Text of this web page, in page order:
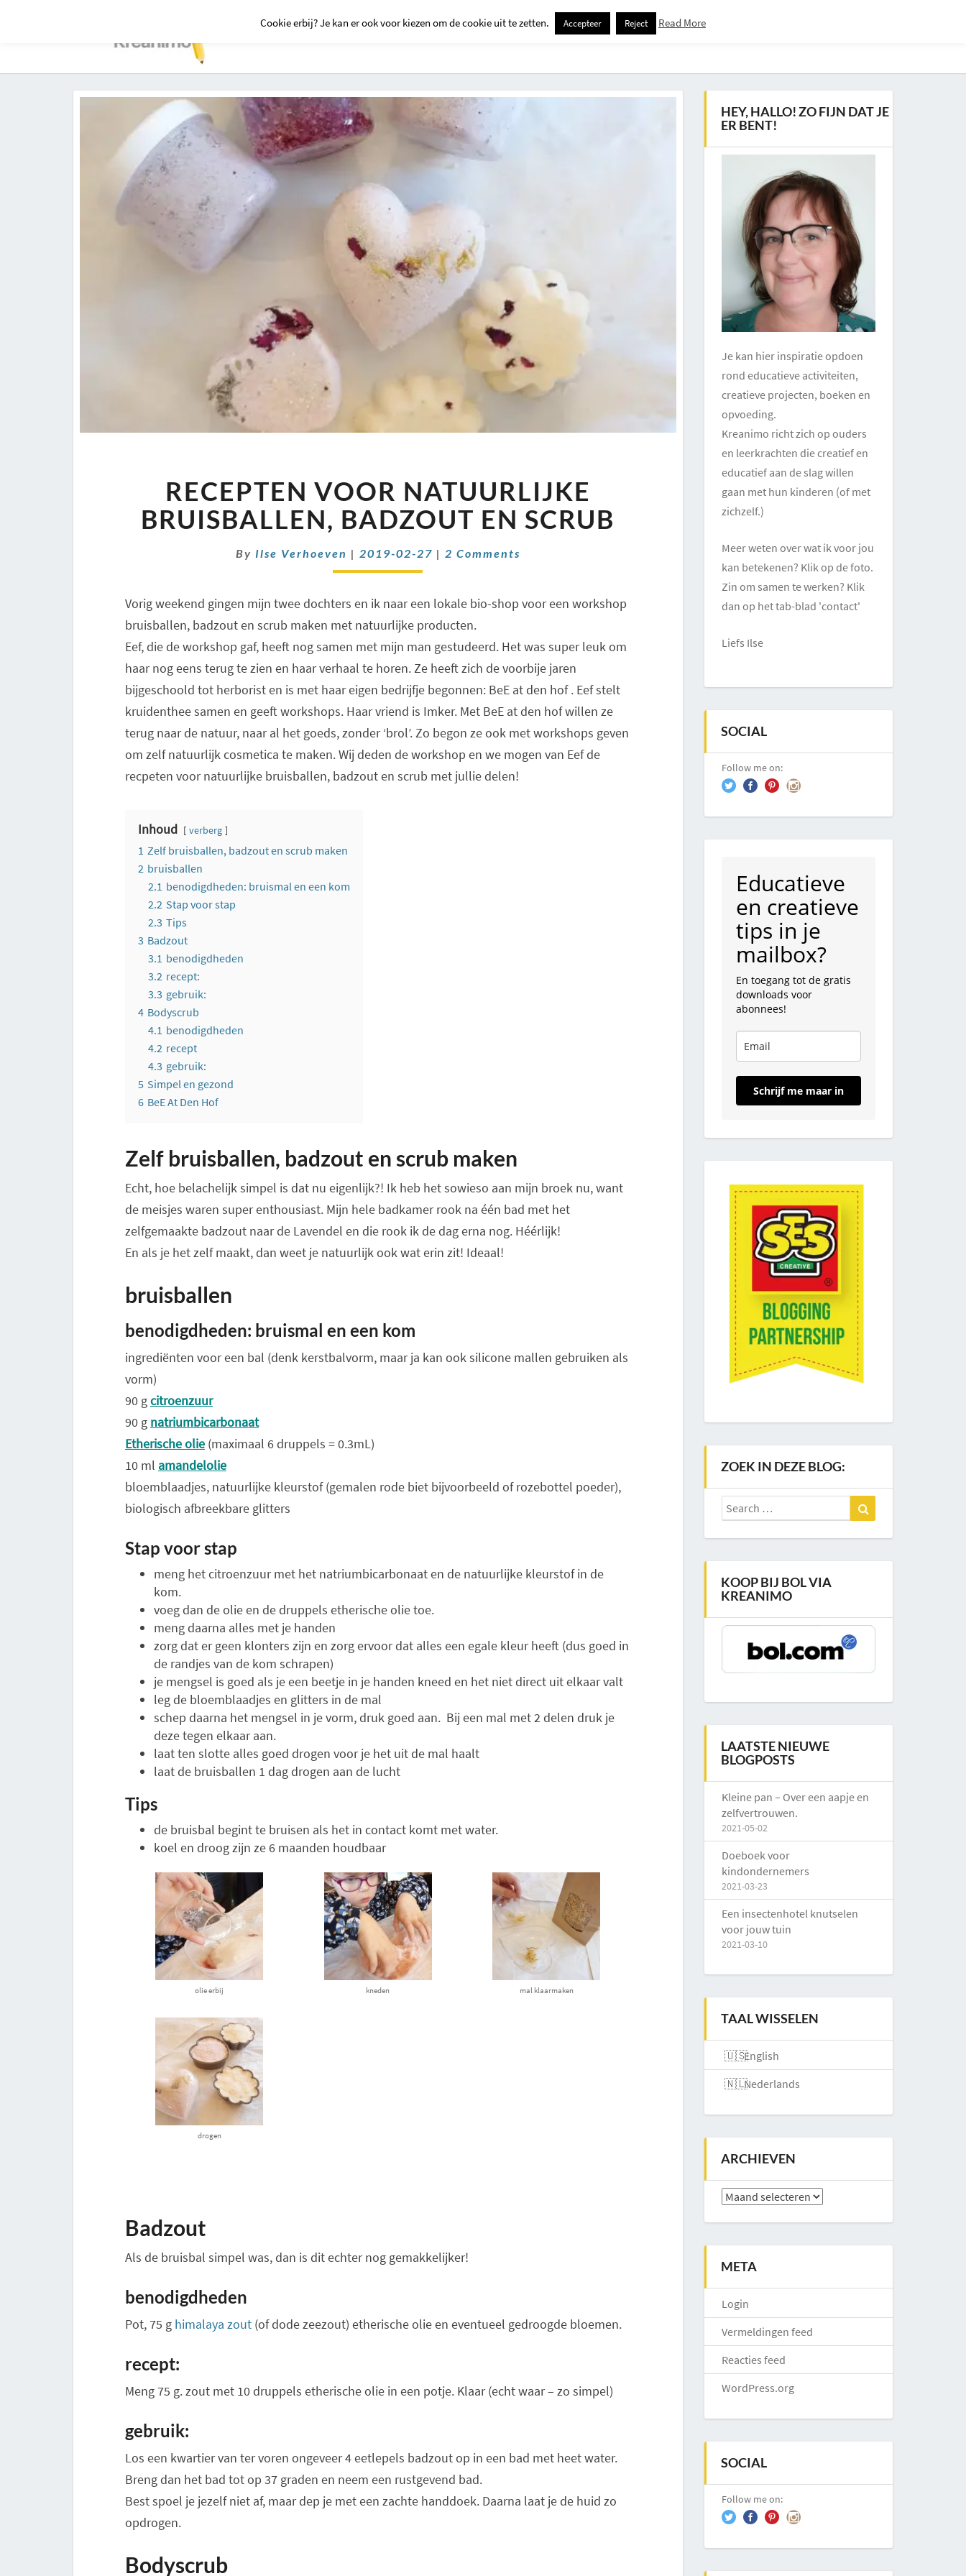
Contact Kids Creatief Erop Uit Huis En Tuin Downloadspagina – Voor Nieuwsbrief Abonnees
VOOR
NATUURLIJKE
BRUISBALLEN,
EN
RECEPTEN VOOR NATUURLIJKE
BRUISBALLEN, BADZOUT EN SCRUB
By Ilse Verhoeven | 2019-02-27 | Comments
2 Comments
Vorig weekend gingen mijn twee dochters en ik naar een lokale bio-shop voor een workshop
bruisballen, badzout en scrub maken met natuurlijke producten.
Eef, die de workshop gaf, heeft nog samen met mijn man gestudeerd. Het was super leuk om
haar nog eens terug te zien en haar verhaal te horen. Ze heeft zich de voorbije jaren
bijgeschoold tot herborist en is met haar eigen bedrijfje begonnen: BeE at den hof . Eef stelt
kruidenthee samen en geeft workshops. Haar vriend is Imker. Met BeE at den hof willen ze
terug naar de natuur, naar al het goeds, zonder ‘brol’. Zo begon ze ook met workshops geven
om zelf natuurlijk cosmetica te maken. Wij deden de workshop en we mogen van Eef de
recpeten voor natuurlijke bruisballen, badzout en scrub met jullie delen!
Inhoud verberg
1 Zelf bruisballen, badzout en scrub maken
2 bruisballen
2.1 benodigdheden: bruismal en een kom
2.2 Stap voor stap
2.3 Tips
3 Badzout
3.1 benodigdheden
3.2 recept:
3.3 gebruik:
4 Bodyscrub
4.1 benodigdheden
4.2 recept
4.3 gebruik:
5 Simpel en gezond
6 BeE At Den Hof
Zelf bruisballen, badzout en scrub maken
Echt, hoe belachelijk simpel is dat nu eigenlijk?! Ik heb het sowieso aan mijn broek nu, want
de meisjes waren super enthousiast. Mijn hele badkamer rook na één bad met het
zelfgemaakte badzout naar de Lavendel en die rook ik de dag erna nog. Héérlijk!
En als je het zelf maakt, dan weet je natuurlijk ook wat erin zit! Ideaal!
bruisballen
benodigdheden: bruismal en een kom
ingrediënten voor een bal (denk kerstbalvorm, maar ja kan ook silicone mallen gebruiken als
vorm)
90 gcitroenzuur
90 g natriumbicarbonaat
Etherische olie (maximaal 6 druppels = 0.3mL)
10 ml amandelolie
bloemblaadjes, natuurlijke kleurstof (gemalen rode biet bijvoorbeeld of rozebottel poeder),
biologisch afbreekbare glitters
Stap voor stap
meng het citroenzuur met het natriumbicarbonaat en de natuurlijke kleurstof in de
kom.
voeg dan de olie en de druppels etherische olie toe.
meng daarna alles met je handen
zorg dat er geen klonters zijn en zorg ervoor dat alles een egale kleur heeft (dus goed in
de randjes van de kom schrapen)
je mengsel is goed als je een beetje in je handen kneed en het niet direct uit elkaar valt
leg de bloemblaadjes en glitters in de mal
schep daarna het mengsel in je vorm, druk goed aan. Bij een mal met 2 delen druk je
deze tegen elkaar aan.
laat ten slotte alles goed drogen voor je het uit de mal haalt
laat de bruisballen 1 dag drogen aan de lucht
Tips
de bruisbal begint te bruisen als het in contact komt met water.
koel en droog zijn ze 6 maanden houdbaar
olie erbij kneden mal klaarmaken
drogen
Badzout
Als de bruisbal simpel was, dan is dit echter nog gemakkelijker!
benodigdheden
Pot, 75 g himalaya zout (of dode zeezout) etherische olie en eventueel gedroogde bloemen.
recept:
Meng 75 g. zout met 10 druppels etherische olie in een potje. Klaar (echt waar – zo simpel)
gebruik:
Los een kwartier van ter voren ongeveer 4 eetlepels badzout op in een bad met heet water.
Breng dan het bad tot op 37 graden en neem een rustgevend bad.
Best spoel je jezelf niet af, maar dep je met een zachte handdoek. Daarna laat je de huid zo
opdrogen.
Bodyscrub
HEY, HALLO! ZO FIJN DAT JE
ER BENT!
Je kan hier inspiratie opdoen
rond educatieve activiteiten,
creatieve projecten, boeken en
opvoeding.
Kreanimo richt zich op ouders
en leerkrachten die creatief en
educatief aan de slag willen
gaan met hun kinderen (of met
zichzelf.)
Meer weten over wat ik voor jou
kan betekenen? Klik op de foto.
Zin om samen te werken? Klik
dan op het tab-blad 'contact'
Liefs Ilse
SOCIAL
Follow me on:
Educatieve
en creatieve
tips in je
mailbox?
En toegang tot de gratis
downloads voor
abonnees!
Schrijf me maar in
ZOEK IN DEZE BLOG:
Search
for:
KOOP BIJ BOL VIA
KREANIMO
LAATSTE NIEUWE
BLOGPOSTS
Kleine pan – Over een aapje en
zelfvertrouwen.
2021-05-02
Doeboek voor
kindondernemers
2021-03-23
Een insectenhotel knutselen
voor jouw tuin
2021-03-10
TAAL WISSELEN
English
Nederlands
ARCHIEVEN
Archieven
META
Login
Vermeldingen feed
Reacties feed
WordPress.org
SOCIAL
Follow me on:
Cookie erbij? Je kan er ook voor kiezen om de cookie uit te zetten. Accepteer Reject Read More